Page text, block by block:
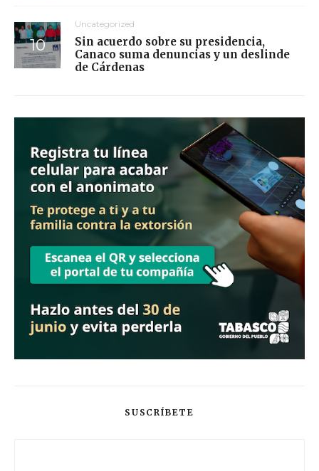
Uncategorized
Sin acuerdo sobre su presidencia,
Canaco suma denuncias y un deslinde
de Cárdenas
SUSCRÍBETE